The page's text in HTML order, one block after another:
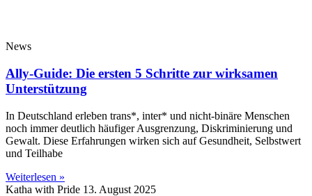
News
Ally-Guide: Die ersten 5 Schritte zur wirksamen
Unterstützung
In Deutschland erleben trans*, inter* und nicht-binäre Menschen
noch immer deutlich häufiger Ausgrenzung, Diskriminierung und
Gewalt. Diese Erfahrungen wirken sich auf Gesundheit, Selbstwert
und Teilhabe
Weiterlesen »
Katha with Pride 13. August 2025